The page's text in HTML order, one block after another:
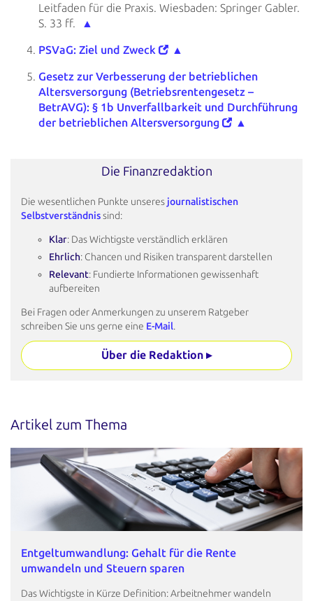
Leitfaden für die Praxis. Wiesbaden: Springer Gabler.
S. 33 ff.
▲
PSVaG: Ziel und Zweck
▲
Gesetz zur Verbesserung der betrieblichen
Altersversorgung (Betriebsrentengesetz –
BetrAVG): § 1b Unverfallbarkeit und Durchführung
der betrieblichen Altersversorgung
▲
Die Finanzredaktion
Die wesentlichen Punkte unseres journalistischen
Selbstverständnissind:
Klar: Das Wichtigste verständlich erklären
Ehrlich: Chancen und Risiken transparent darstellen
Relevant: Fundierte Informationen gewissenhaft
aufbereiten
Bei Fragen oder Anmerkungen zu unserem Ratgeber
schreiben Sie uns gerne eine E-Mail.
Über die Redaktion ▸
Artikel zum Thema
Entgeltumwandlung: Gehalt für die Rente
umwandeln und Steuern sparen
Das Wichtigste in Kürze Definition: Arbeitnehmer wandeln